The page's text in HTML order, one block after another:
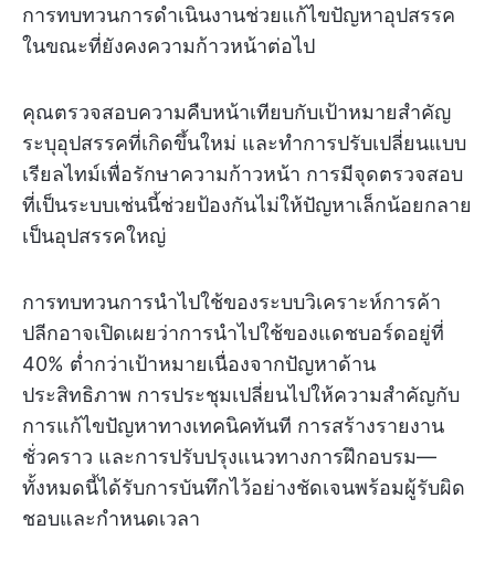
การทบทวนการดำเนินงานช่วยแก้ไขปัญหาอุปสรรค
ในขณะที่ยังคงความก้าวหน้าต่อไป
คุณตรวจสอบความคืบหน้าเทียบกับเป้าหมายสำคัญ
ระบุอุปสรรคที่เกิดขึ้นใหม่ และทำการปรับเปลี่ยนแบบ
เรียลไทม์เพื่อรักษาความก้าวหน้า การมีจุดตรวจสอบ
ที่เป็นระบบเช่นนี้ช่วยป้องกันไม่ให้ปัญหาเล็กน้อยกลาย
เป็นอุปสรรคใหญ่
การทบทวนการนำไปใช้ของระบบวิเคราะห์การค้า
ปลีกอาจเปิดเผยว่าการนำไปใช้ของแดชบอร์ดอยู่ที่
40% ต่ำกว่าเป้าหมายเนื่องจากปัญหาด้าน
ประสิทธิภาพ การประชุมเปลี่ยนไปให้ความสำคัญกับ
การแก้ไขปัญหาทางเทคนิคทันที การสร้างรายงาน
ชั่วคราว และการปรับปรุงแนวทางการฝึกอบรม—
ทั้งหมดนี้ได้รับการบันทึกไว้อย่างชัดเจนพร้อมผู้รับผิด
ชอบและกำหนดเวลา